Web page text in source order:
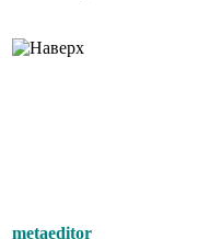
metaeditor